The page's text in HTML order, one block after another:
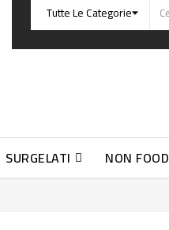
SURGELATI NON FOOD